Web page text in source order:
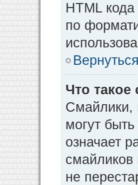
HTML
по
Что такое
Смайлики,
могут
означает
не